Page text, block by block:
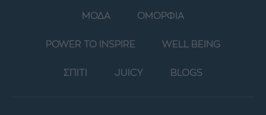
ΜΟΔΑ ΟΜΟΡΦΙΑ
POWER TO INSPIRE WELL BEING
ΣΠΙΤΙ JUICY BLOGS